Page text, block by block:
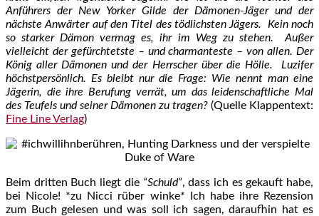
Anführers der New Yorker Gilde der Dämonen-Jäger und der
nächste Anwärter auf den Titel des tödlichsten Jägers. Kein noch
so starker Dämon vermag es, ihr im Weg zu stehen. Außer
vielleicht der gefürchtetste – und charmanteste – von allen. Der
König aller Dämonen und der Herrscher über die Hölle. Luzifer
höchstpersönlich. Es bleibt nur die Frage: Wie nennt man eine
Jägerin, die ihre Berufung verrät, um das leidenschaftliche Mal
des Teufels und seiner Dämonen zu tragen? (Quelle Klappentext:
Fine Line Verlag)
Beim dritten Buch liegt die “Schuld“, dass ich es gekauft habe,
bei Nicole! *zu Nicci rüber winke* Ich habe ihre Rezension
zum Buch gelesen und was soll ich sagen, daraufhin hat es